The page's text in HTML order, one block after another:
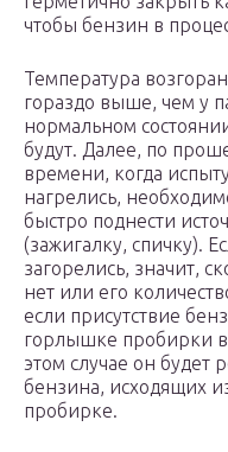
чтобы бензин в
Температура
гораздо выше, чем у
нормальном
будут. Далее, по
времени, когда
нагрелись,
быстро поднести
(зажигалку, спичку).
загорелись, значит,
нет или его
если присутствие
горлышке пробирки
этом случае он будет
бензина, исходящих
пробирке.